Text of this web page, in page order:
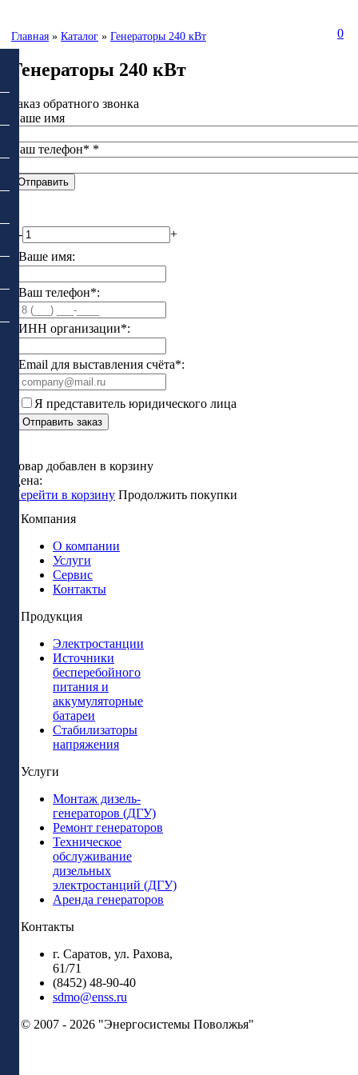
0
Главная » Каталог » Генераторы 240 кВт
Генераторы 240 кВт
Заказ обратного звонка
Ваше имя
Ваш телефон* *
-
+
Ваше имя:
Ваш телефон*:
ИНН организации*:
Email для выставления счёта*:
Я представитель юридического лица
Отправить заказ
Товар добавлен в корзину
Цена:
Перейти в корзину Продолжить покупки
Компания
О компании
Услуги
Сервис
Контакты
Продукция
Электростанции
Источники
бесперебойного
питания и
аккумуляторные
батареи
Стабилизаторы
напряжения
Услуги
Монтаж дизель-
генераторов (ДГУ)
Ремонт генераторов
Техническое
обслуживание
дизельных
электростанций (ДГУ)
Аренда генераторов
Контакты
г. Саратов, ул. Рахова,
61/71
(8452) 48-90-40
sdmo@enss.ru
© 2007 - 2026 "Энергосистемы Поволжья"